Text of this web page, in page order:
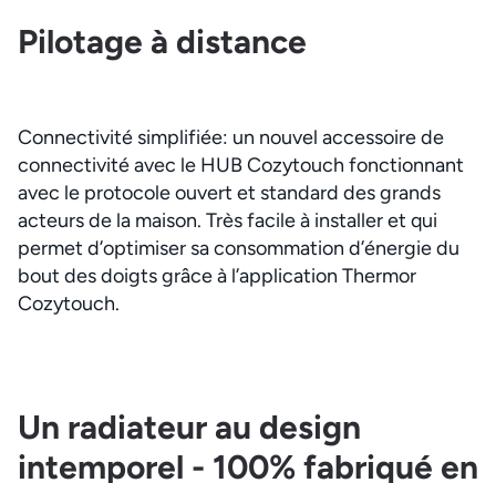
Pilotage à distance
Connectivité simplifiée: un nouvel accessoire de
connectivité avec le HUB Cozytouch fonctionnant
avec le protocole ouvert et standard des grands
acteurs de la maison. Très facile à installer et qui
permet d’optimiser sa consommation d’énergie du
bout des doigts grâce à l’application Thermor
Cozytouch.
Un radiateur au design
intemporel - 100% fabriqué en